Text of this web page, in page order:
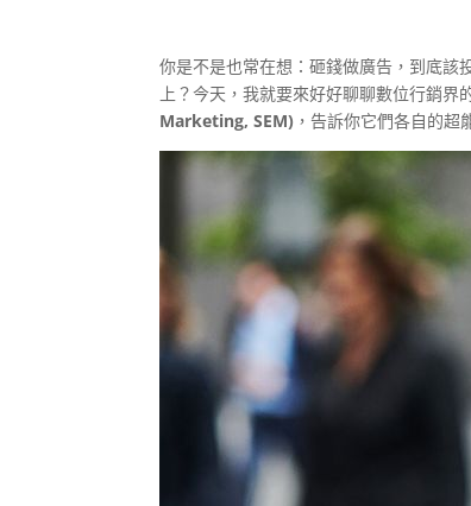
你是不是也常在想：砸錢做廣告，到底該
上？今天，我就要來好好聊聊數位行銷
Marketing, SEM) ，告訴你它們各自的超